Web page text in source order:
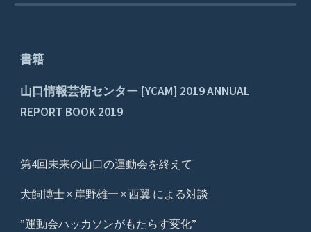
書籍
山口情報芸術センター [YCAM] 2019 ANNUAL
REPORT BOOK 2019
第4回未来の山口の運動会を終えて
犬飼博士 × 岸野雄一 × 西翼 による対談
”運動会ハッカソンがもたらす変化”